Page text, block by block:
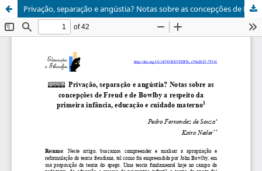
Privação, separação e angústia? Notas sobre as concepções de Freud e de Bowlby a respeito da primeira infância, educação e cuidado materno